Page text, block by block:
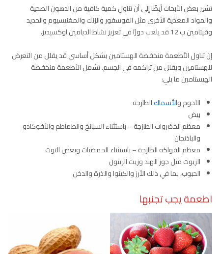
تشير بعض الأبحاث أيضًا إلى أن تناول كمية كافية من الدهون الصحية
والمواد المغذية الأخرى مثل الفوسفور والزنك والمغنيسيوم والحديد
وفيتامين ب 12 قد يلعب دورًا في تعزيز نشاط الديامين اوكسيديز.
إن تناول الأطعمة منخفضة الهستامين بشكل أساسي قد يقلل من التعرض
للهستامين ويقلل من تراكمه في الجسم. تشمل الأطعمة منخفضة
الهيستامين ما يلي:
اللحوم والأسماكالطازجة
بيض
معظم الخضروات الطازجة – باستثناء السبانخ والطماطم والأفوكادو
والباذنجان
معظم الفواكه الطازجة – باستثناء الحمضيات وبعض التوت
الزيوت مثل جوز الهند وزيت الزيتون
الحبوب، بما في ذلك الأرز والكينوا والذرة والدخن
اطعمة يجب تجنبها